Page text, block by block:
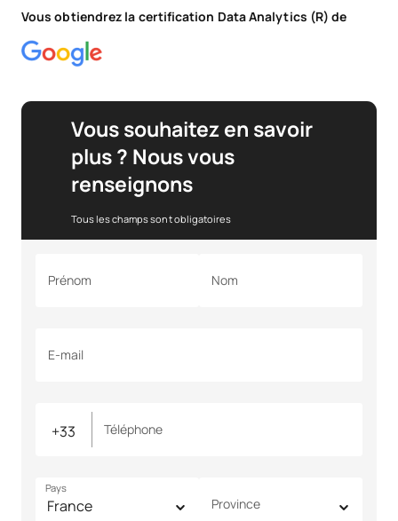
Vous obtiendrez la certification Data Analytics (R) de
Vous souhaitez en savoir
plus ? Nous vous
renseignons
Tous les champs sont obligatoires
Prénom Nom
E-mail
Téléphone
Pays
Province